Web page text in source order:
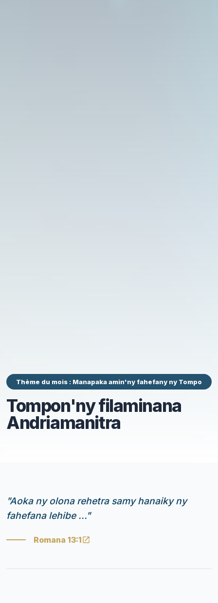
Thème du mois : Manapaka amin'ny fahefany ny Tompo
Tompon'ny filaminana
Andriamanitra
"Aoka ny olona rehetra samy hanaiky ny
fahefana lehibe ..."
Romana 13:1